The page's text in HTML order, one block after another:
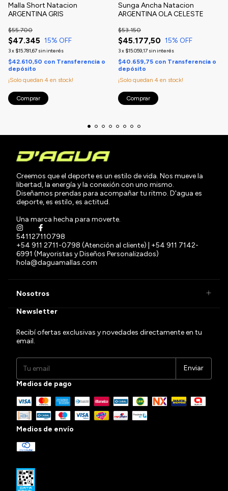
Malla Short Natacion
ARGENTINA GRIS
$47.345
$55.700
15% OFF
3x $15.781,67 sin interés
$42.610,50 con Transferencia o
depósito
¡Solo quedan 4 en stock!
Comprar
Sunga Ancha Natacion
ARGENTINA OLA CELESTE
$45.177,50
$53.150
15% OFF
3x $15.059,17 sin interés
$40.659,75 con Transferencia o
depósito
¡Solo quedan 4 en stock!
Comprar
Creemos que el deporte es un estilo de vida. Nos mueve la
libertad, la energía y la conexión con uno mismo.
Diseñamos prendas para acompañar tu ritmo. D'agua es
deporte, es estilo, es actitud.
Una marca hecha para moverte.
541127110798
+54 911 2711-0798 (Atención al cliente) | +54 911 7142-
6991 (Mayoristas y Diseños Personalizados)
hola@daguamallas.com
Nosotros
Newsletter
Recibí ofertas exclusivas y novedades directamente en tu
email.
Medios de pago
Medios de envío